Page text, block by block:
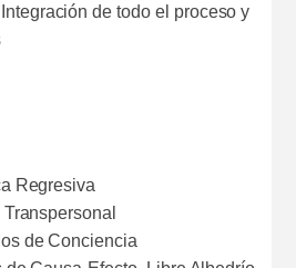
de todo el proceso y
Regresiva
de Conciencia